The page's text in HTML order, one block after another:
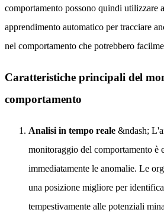
comportamento possono quindi utilizzare
apprendimento automatico per tracciare
nel comportamento che potrebbero
Caratteristiche principali del
comportamento
Analisi in tempo reale &ndash;
monitoraggio del comportamento è
immediatamente le anomalie. Le
una posizione migliore per
tempestivamente alle potenziali